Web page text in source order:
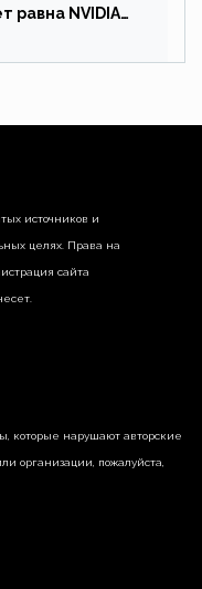
равна NVIDIA
источников и
целях. Права на
сайта
которые нарушают авторские
организации, пожалуйста,